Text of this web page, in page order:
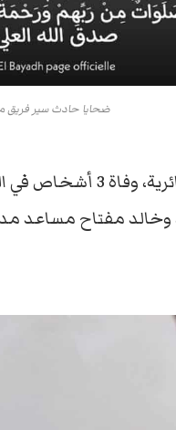
ضحايا حادث سير فريق
وأكدت المصادر
وخالد مفتاح مساعد